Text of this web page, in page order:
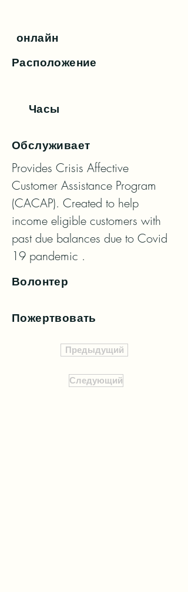
онлайн
Расположение
Часы
Обслуживает
Provides Crisis Affective
Customer Assistance Program
(CACAP). Created to help
income eligible customers with
past due balances due to Covid
19 pandemic .
Волонтер
Пожертвовать
Предыдущий
Следующий